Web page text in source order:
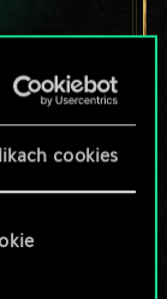
cookies